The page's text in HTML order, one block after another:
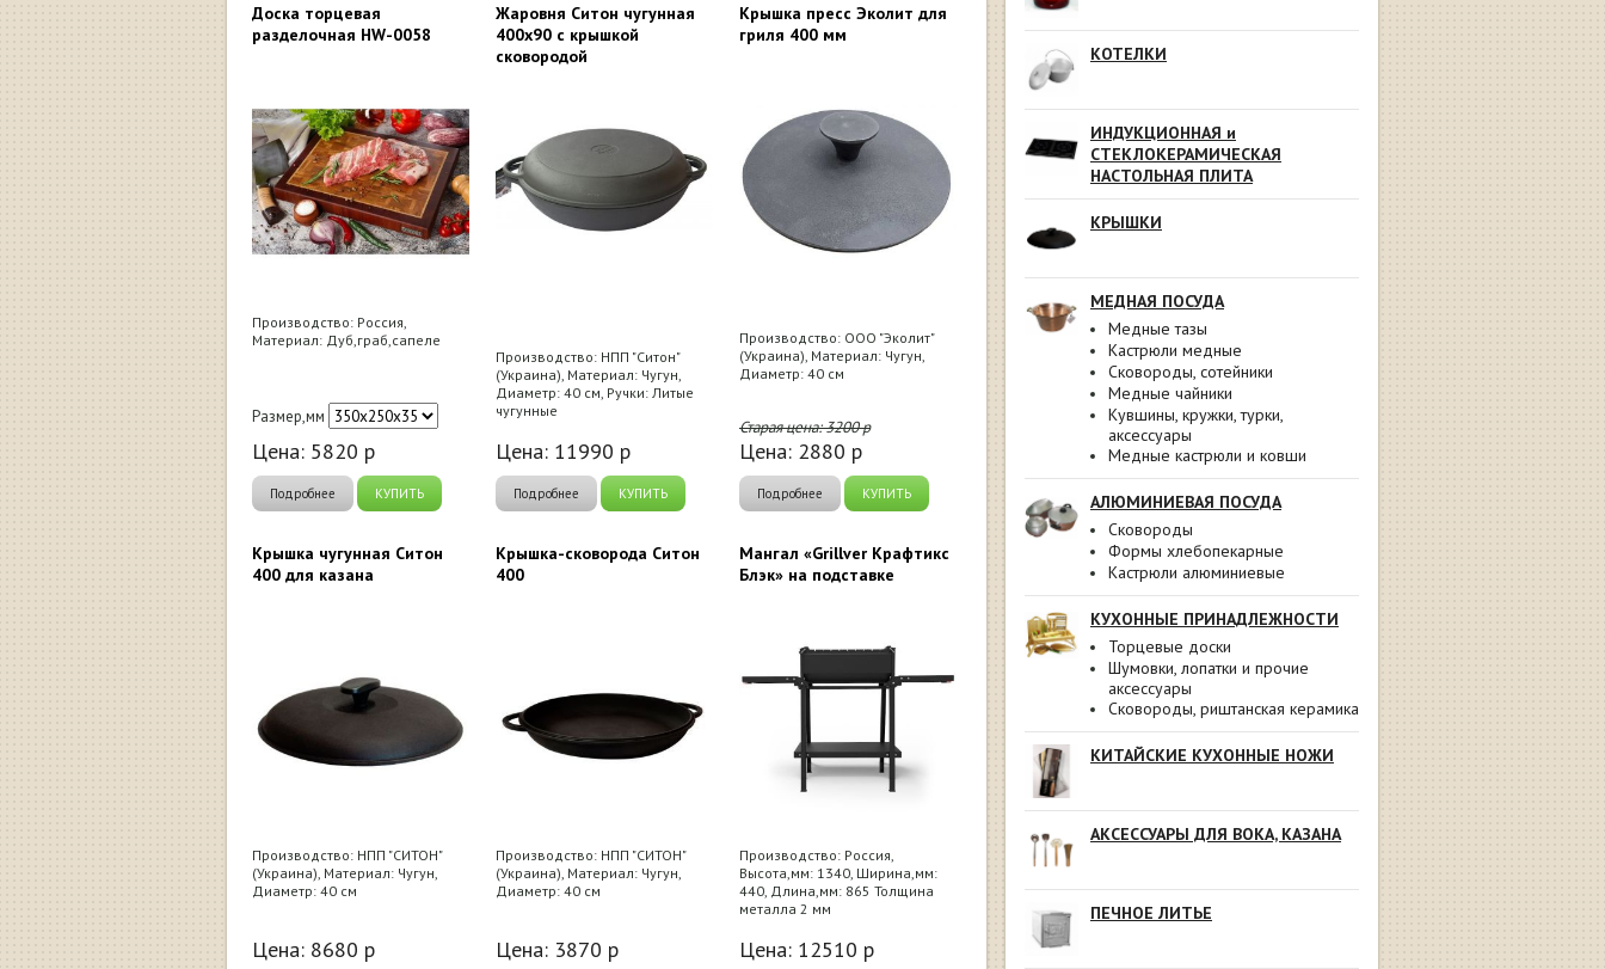
КОТЕЛКИ
ИНДУКЦИОННАЯ и
СТЕКЛОКЕРАМИЧЕСКАЯ
НАСТОЛЬНАЯ ПЛИТА
КРЫШКИ
МЕДНАЯ ПОСУДА
Медные тазы
Кастрюли медные
Сковороды, сотейники
Медные чайники
Кувшины, кружки, турки,
аксессуары
Медные кастрюли и ковши
АЛЮМИНИЕВАЯ ПОСУДА
Сковороды
Формы хлебопекарные
Кастрюли алюминиевые
КУХОННЫЕ ПРИНАДЛЕЖНОСТИ
Торцевые доски
Шумовки, лопатки и прочие
аксессуары
Сковороды, риштанская керамика
КИТАЙСКИЕ КУХОННЫЕ НОЖИ
АКСЕССУАРЫ ДЛЯ ВОКА, КАЗАНА
ПЕЧНОЕ ЛИТЬЕ
Доска торцевая
разделочная HW-0058
Производство: Россия,
Материал: Дуб,граб,сапеле
Размер,мм
Цена: 5820 р
Подробнее КУПИТЬ
Жаровня Ситон чугунная
400х90 с крышкой
сковородой
Производство: НПП "Ситон"
(Украина), Материал: Чугун,
Диаметр: 40 см, Ручки: Литые
чугунные
Цена: 11990 р
Подробнее КУПИТЬ
Крышка пресс Эколит для
гриля 400 мм
Производство: ООО "Эколит"
(Украина), Материал: Чугун,
Диаметр: 40 см
Старая цена:3200р
Цена: 2880 р
Подробнее КУПИТЬ
Крышка чугунная Ситон
400 для казана
Производство: НПП "СИТОН"
(Украина), Материал: Чугун,
Диаметр: 40 см
Цена: 8680 р
Крышка-сковорода Ситон
400
Производство: НПП "СИТОН"
(Украина), Материал: Чугун,
Диаметр: 40 см
Цена: 3870 р
Мангал «Grillver Крафтикс
Блэк» на подставке
Производство: Россия,
Высота,мм: 1340, Ширина,мм:
440, Длина,мм: 865 Толщина
металла 2 мм
Цена: 12510 р